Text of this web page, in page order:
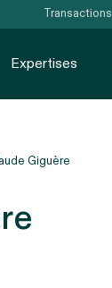
Transactions
Expertises
Giguère